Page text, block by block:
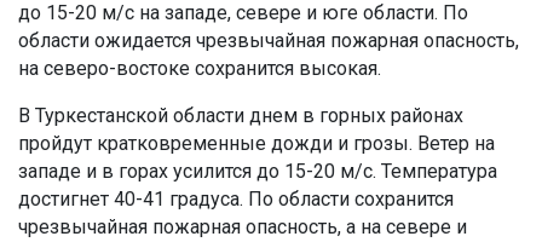
до 15-20 м/с на западе, севере и юге области. По
области ожидается чрезвычайная пожарная опасность,
на северо-востоке сохранится высокая.
В Туркестанской области днем в горных районах
пройдут кратковременные дожди и грозы. Ветер на
западе и в горах усилится до 15-20 м/с. Температура
достигнет 40-41 градуса. По области сохранится
чрезвычайная пожарная опасность, а на севере и